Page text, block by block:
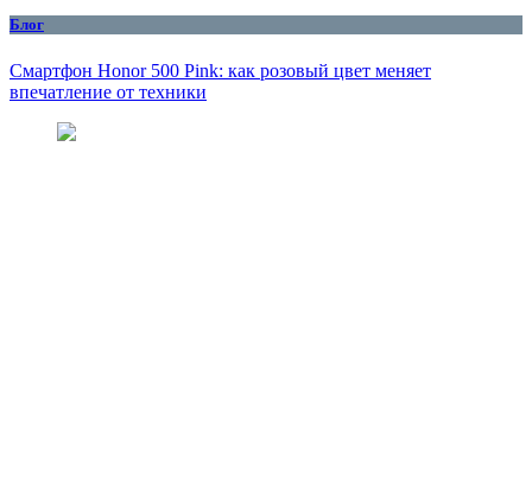
Блог
Смартфон Honor 500 Pink: как розовый цвет меняет
впечатление от техники